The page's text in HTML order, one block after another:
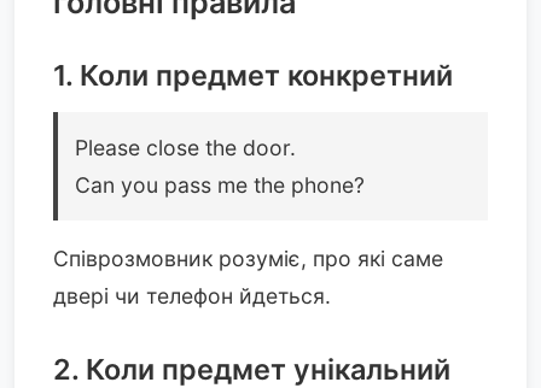
1. Коли предмет конкретний
Please close the door.
Can you pass me the phone?
Співрозмовник розуміє, про які саме
двері чи телефон йдеться.
2. Коли предмет унікальний